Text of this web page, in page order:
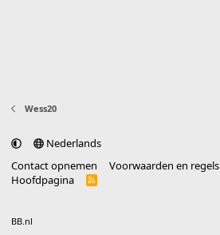
Wess20
Nederlands
Contact opnemen
Voorwaarden en regels
Hoofdpagina
R
BB.nl